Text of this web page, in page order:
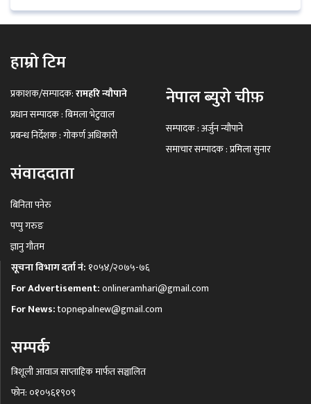
हाम्रो टिम
प्रकाशक/सम्पादक:रामहरि न्यौपाने
प्रधान सम्पादक : बिमला भेटुवाल
प्रबन्ध निर्देशक : गोकर्ण अधिकारी
नेपाल ब्युरो चीफ़
सम्पादक : अर्जुन न्यौपाने
समाचार सम्पादक : प्रमिला सुनार
संवाददाता
बिनिता पनेरु
पप्पु गरुङ
ज्ञानु गौतम
सूचना विभाग दर्ता नं: १०५४/२०७५-७६
For Advertisement:onlineramhari@gmail.com
For News:topnepalnew@gmail.com
सम्पर्क
त्रिशूली आवाज साप्ताहिक मार्फत सञ्चालित
फोन: ०१०५६१९०९